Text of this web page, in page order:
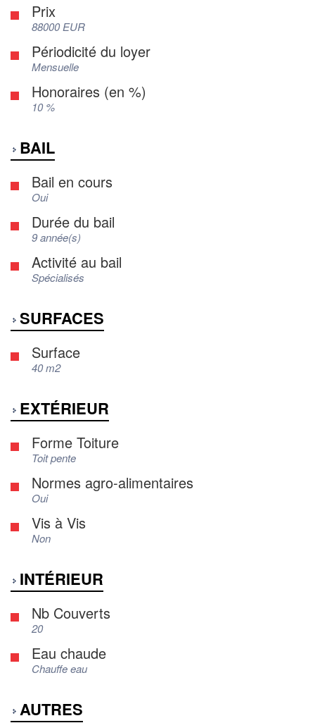
Prix
88000 EUR
Périodicité du loyer
Mensuelle
Honoraires (en %)
10 %
BAIL
Bail en cours
Oui
Durée du bail
9 année(s)
Activité au bail
Spécialisés
SURFACES
Surface
40 m2
EXTÉRIEUR
Forme Toiture
Toit pente
Normes agro-alimentaires
Oui
Vis à Vis
Non
INTÉRIEUR
Nb Couverts
20
Eau chaude
Chauffe eau
AUTRES